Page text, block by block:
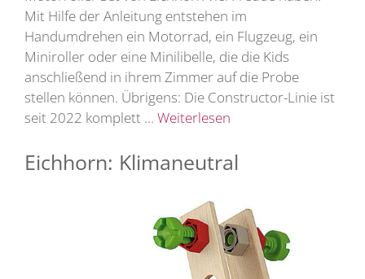
Mit Hilfe der Anleitung entstehen im
Handumdrehen ein Motorrad, ein Flugzeug, ein
Miniroller oder eine Minilibelle, die die Kids
anschließend in ihrem Zimmer auf die Probe
stellen können. Übrigens: Die Constructor-Linie ist
seit 2022 komplett … Weiterlesen
Eichhorn: Klimaneutral